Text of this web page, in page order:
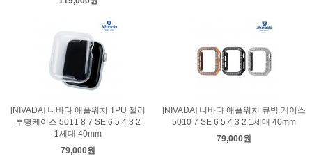
[NIVADA] 니바다 애플워치 TPU 젤리
투명케이스 5011 8 7 SE 6 5 4 3 2
1세대 40mm
79,000원
[NIVADA] 니바다 애플워치 큐빅 케이스
5010 7 SE 6 5 4 3 2 1세대 40mm
79,000원